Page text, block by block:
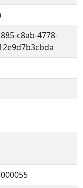
c8ab-4778-